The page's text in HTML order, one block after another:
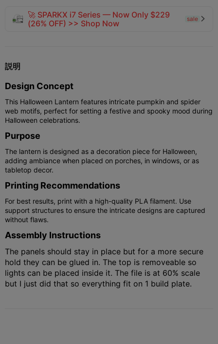
🚀 SPARKX i7 Series — Now Only $229
(26% OFF) >> Shop Now
sale 
説明
Design Concept
This Halloween Lantern features intricate pumpkin and spider
web motifs, perfect for setting a festive and spooky mood during
Halloween celebrations.
Purpose
The lantern is designed as a decoration piece for Halloween,
adding ambiance when placed on porches, in windows, or as
tabletop decor.
Printing Recommendations
For best results, print with a high-quality PLA filament. Use
support structures to ensure the intricate designs are captured
without flaws.
Assembly Instructions
The panels should stay in place but for a more secure
hold they can be glued in. The top is removeable so
lights can be placed inside it. The file is at 60% scale
but I just did that so everything fit on 1 build plate.